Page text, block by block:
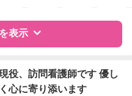
後児、ともに不可
レッスン
表示
役、訪問看護師です 優し
く心に寄り添います